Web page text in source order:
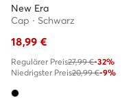
New Era
Cap · Schwarz
18,99 €
Regulärer Preis27,99 €-32%
Niedrigster Preis20,99 €-9%